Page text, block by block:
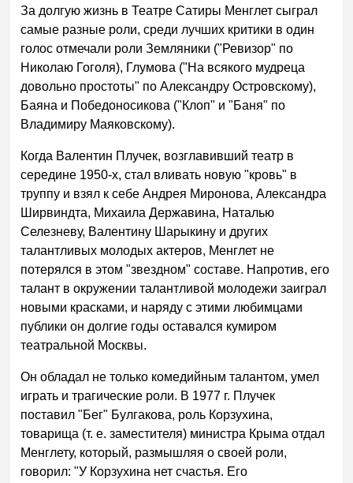
За долгую жизнь в Театре Сатиры Менглет cыграл
самые разные роли, среди лучших критики в один
голос отмечали роли Земляники ("Ревизор" по
Николаю Гоголя), Глумова ("На всякого мудреца
довольно простоты" по Александру Островскому),
Баяна и Победоносикова ("Клоп" и "Баня" по
Владимиру Маяковскому).
Когда Валентин Плучек, возглавивший театр в
середине 1950-х, стал вливать новую "кровь" в
труппу и взял к себе Андрея Миронова, Александра
Ширвиндта, Михаила Державина, Наталью
Селезневу, Валентину Шарыкину и других
талантливых молодых актеров, Менглет не
потерялся в этом "звездном" составе. Напротив, его
талант в окружении талантливой молодежи заиграл
новыми красками, и наряду с этими любимцами
публики он долгие годы оставался кумиром
театральной Москвы.
Он обладал не только комедийным талантом, умел
играть и трагические роли. В 1977 г. Плучек
поставил "Бег" Булгакова, роль Корзухина,
товарища (т. е. заместителя) министра Крыма отдал
Менглету, который, размышляя о своей роли,
говорил: "У Корзухина нет счастья. Его